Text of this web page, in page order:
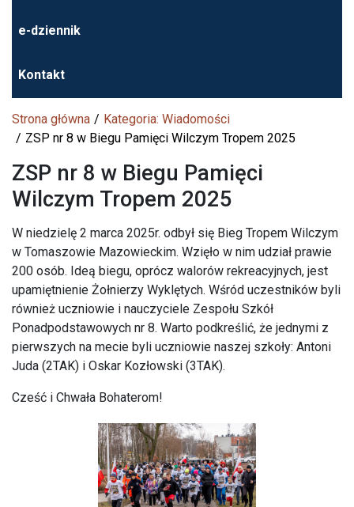
e-dziennik
Kontakt
Strona główna
Kategoria: Wiadomości
ZSP nr 8 w Biegu Pamięci Wilczym Tropem 2025
ZSP nr 8 w Biegu Pamięci
Wilczym Tropem 2025
W niedzielę 2 marca 2025r. odbył się Bieg Tropem Wilczym
w Tomaszowie Mazowieckim. Wzięło w nim udział prawie
200 osób. Ideą biegu, oprócz walorów rekreacyjnych, jest
upamiętnienie Żołnierzy Wyklętych. Wśród uczestników byli
również uczniowie i nauczyciele Zespołu Szkół
Ponadpodstawowych nr 8. Warto podkreślić, że jednymi z
pierwszych na mecie byli uczniowie naszej szkoły: Antoni
Juda (2TAK) i Oskar Kozłowski (3TAK).
Cześć i Chwała Bohaterom!